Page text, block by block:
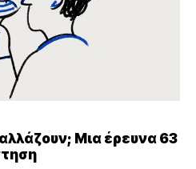
Μια έρευνα 63